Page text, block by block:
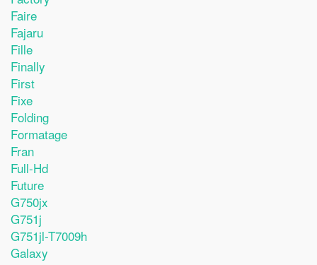
Faire
Fajaru
Fille
Finally
First
Fixe
Folding
Formatage
Fran
Full-Hd
Future
G750jx
G751j
G751jl-T7009h
Galaxy